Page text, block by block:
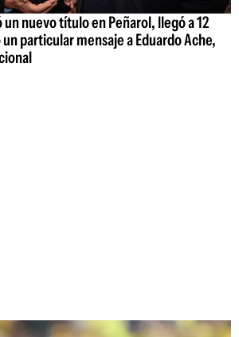
nuevo título en Peñarol, llegó a 12
particular mensaje a Eduardo Ache,